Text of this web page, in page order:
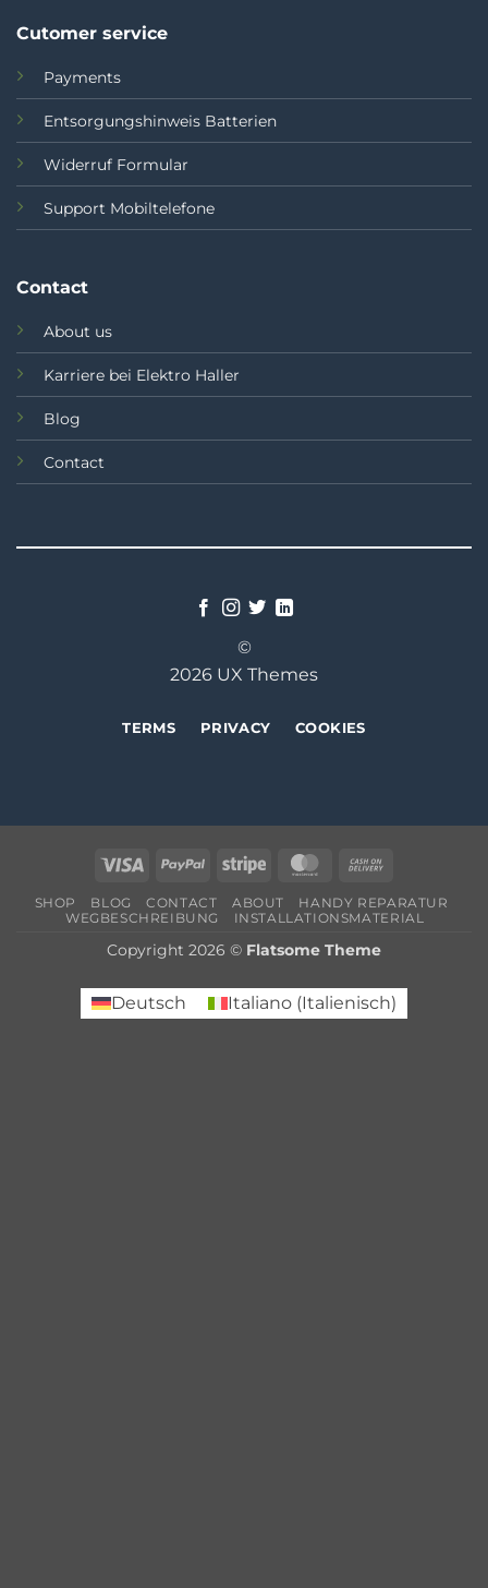
Cutomer service
Payments
Entsorgungshinweis Batterien
Widerruf Formular
Support Mobiltelefone
Contact
About us
Karriere bei Elektro Haller
Blog
Contact
©
2026 UX Themes
TERMS PRIVACY COOKIES
Visa PayPal Stripe MasterCard
Delivery
SHOP BLOG CONTACT ABOUT
HANDY REPARATUR
WEGBESCHREIBUNG
INSTALLATIONSMATERIAL
Copyright 2026 © Flatsome Theme
Deutsch Italiano (Italienisch)